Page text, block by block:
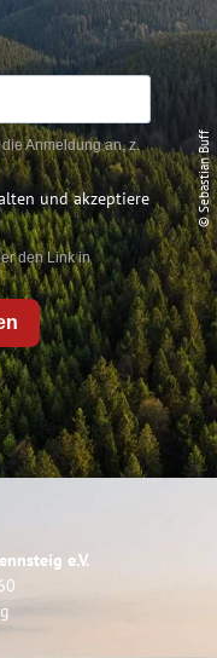
© Sebastian Buff
Anmeldung an, z.
und akzeptiere
den Link in
e.V.